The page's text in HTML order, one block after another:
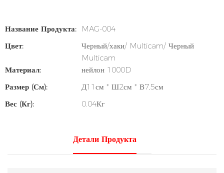
Название Продукта:
MAG-004
Цвет:
Черный/хаки/ Multicam/ Черный
Multicam
Материал:
нейлон 1000D
Размер (см):
Д11см * Ш2см * В7,5см
Вес (кг):
0.04Кг
Детали Продукта